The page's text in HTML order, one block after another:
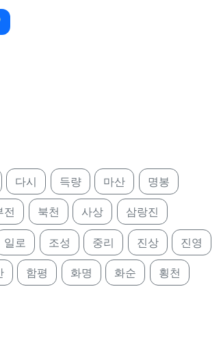
다시 득량 마산 명봉
전 북천 사상 삼랑진
일로 조성 중리 진상 진영
함평 화명 화순 횡천